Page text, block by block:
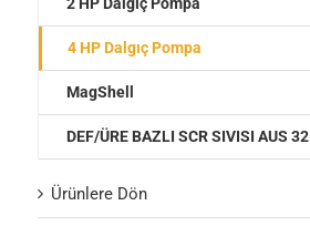
4 HP Dalgıç Pompa
MagShell
DEF/ÜRE BAZLI SCR SIVISI AUS 32
Ürünlere Dön